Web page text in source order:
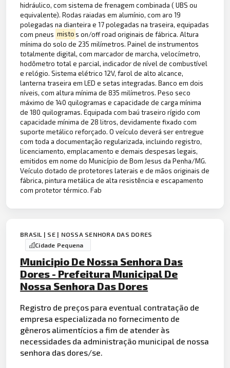
hidráulico, com sistema de frenagem combinada ( UBS ou
equivalente). Rodas raiadas em alumínio, com aro 19
polegadas na dianteira e 17 polegadas na traseira, equipadas
com pneus mistos on/off road originais de fábrica. Altura
mínima do solo de 235 milímetros. Painel de instrumentos
totalmente digital, com marcador de marcha, velocímetro,
hodômetro total e parcial, indicador de nível de combustível
e relógio. Sistema elétrico 12V, farol de alto alcance,
lanterna traseira em LED e setas integradas. Banco em dois
níveis, com altura mínima de 835 milímetros. Peso seco
máximo de 140 quilogramas e capacidade de carga mínima
de 180 quilogramas. Equipada com baú traseiro rígido com
capacidade mínima de 28 litros, devidamente fixado com
suporte metálico reforçado. O veículo deverá ser entregue
com toda a documentação regularizada, incluindo registro,
licenciamento, emplacamento e demais despesas legais,
emitidos em nome do Município de Bom Jesus da Penha/MG.
Veículo dotado de protetores laterais e de mãos originais de
fábrica, pintura metálica de alta resistência e escapamento
com protetor térmico. Fab
BRASIL | SE | NOSSA SENHORA DAS DORES
Cidade Pequena
Municipio De Nossa Senhora Das
Dores - Prefeitura Municipal De
Nossa Senhora Das Dores
Registro de preços para eventual contratação de
empresa especializada no fornecimento de
gêneros alimentícios a fim de atender às
necessidades da administração municipal de nossa
senhora das dores/se.